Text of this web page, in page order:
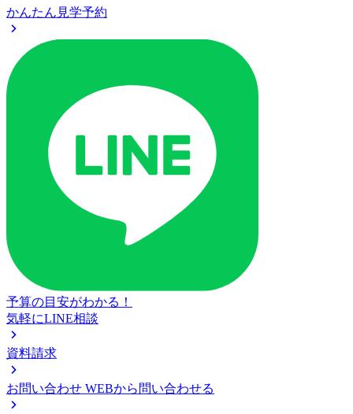
かんたん見学予約
予算の目安がわかる！
気軽にLINE相談
資料請求
お問い合わせ WEBから問い合わせる